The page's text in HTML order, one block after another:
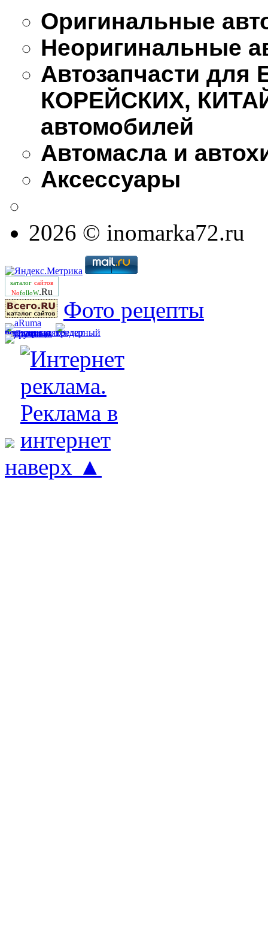
Оригинальные
Неоригинальные
Автозапчасти
КОРЕЙСКИХ,
автомобилей
Автомасла и
Аксессуары
2026 © inomarka72.ru
каталог сайтов
NofolloW.Ru
Фото рецепты
наверх ▲